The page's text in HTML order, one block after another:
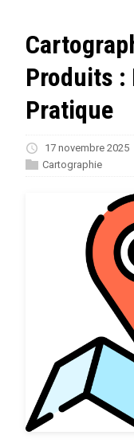
Produits :
Pratique
17 novembre 2025
Cartographie